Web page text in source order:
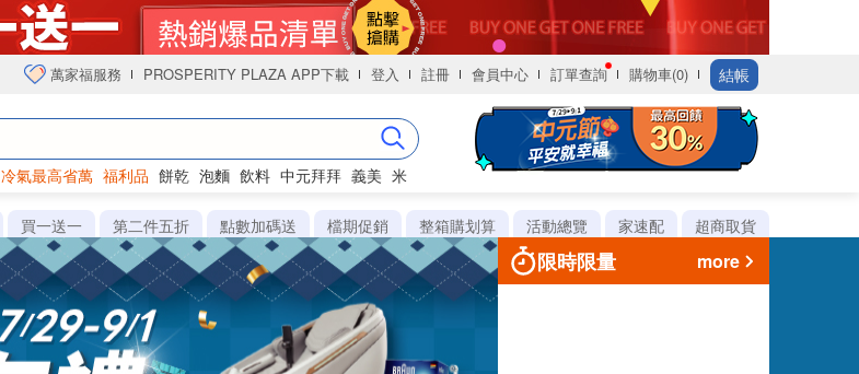
萬家福服務 PROSPERITY PLAZA APP下載 登入 註冊 會員中心 訂單查詢 購物車(0) 結帳
冷氣最高省萬 福利品 餅乾 泡麵 飲料 中元拜拜 義美 米
買一送一 第二件五折 點數加碼送 檔期促銷 整箱購划算 活動總覽 家速配 超商取貨
限時限量 more